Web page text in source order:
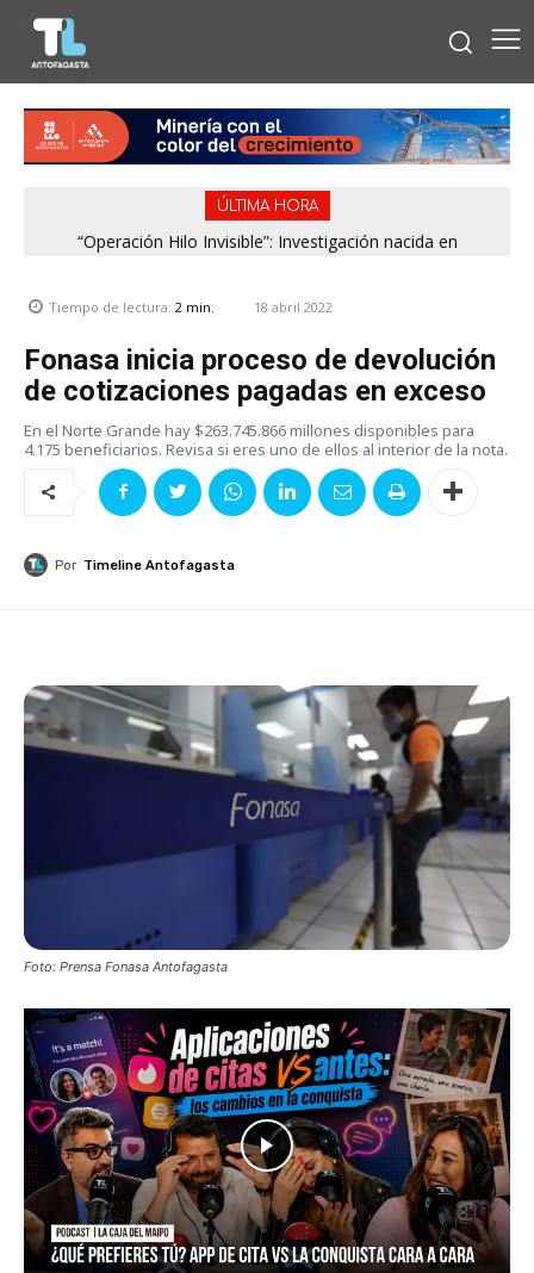
ÚLTIMA HORA
“Operación Hilo Invisible”: Investigación nacida en
Región de Antofagasta enfrentará nuevo episodio
Tiempo de lectura: 2 min. 18 abril 2022
Fonasa inicia proceso de devolución
de cotizaciones pagadas en exceso
En el Norte Grande hay $263.745.866 millones disponibles para
4.175 beneficiarios. Revisa si eres uno de ellos al interior de la nota.
Por Timeline Antofagasta
Foto: Prensa Fonasa Antofagasta